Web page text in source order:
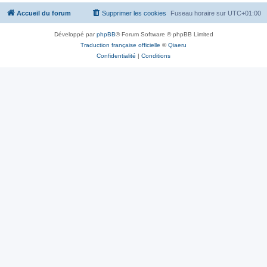
Accueil du forum Fuseau horaire sur UTC+01:00
Supprimer les cookies
Développé parphpBB® Forum Software © phpBB Limited
Traduction française officielle ©Qiaeru
Confidentialité | Conditions